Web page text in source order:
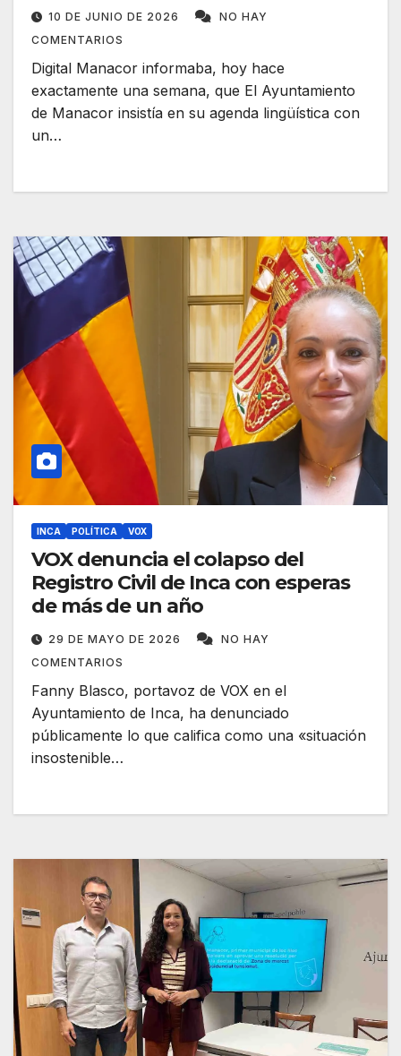
10 DE JUNIO DE 2026
NO HAY
COMENTARIOS
Digital Manacor informaba, hoy hace
exactamente una semana, que El Ayuntamiento
de Manacor insistía en su agenda lingüística con
un…
INCA POLÍTICA VOX
VOX denuncia el colapso del
Registro Civil de Inca con esperas
de más de un año
29 DE MAYO DE 2026
NO HAY
COMENTARIOS
Fanny Blasco, portavoz de VOX en el
Ayuntamiento de Inca, ha denunciado
públicamente lo que califica como una «situación
insostenible…